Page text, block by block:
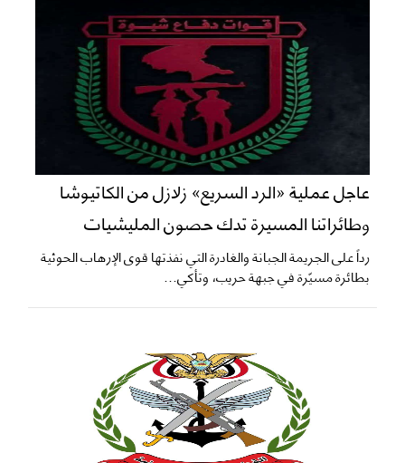
عاجل عملية «الرد السريع» زلازل من الكاتيوشا
وطائراتنا المسيرة تدك حصون المليشيات
​رداً على الجريمة الجبانة والغادرة التي نفذتها قوى الإرهاب الحوثية
بطائرة مسيّرة في جبهة حريب، وتأكي...